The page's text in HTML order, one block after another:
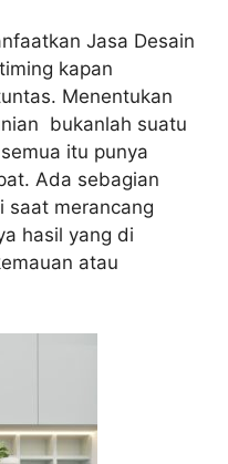
Jasa Desain
kapan
Menentukan
bukanlah suatu
itu punya
Ada sebagian
saat merancang
hasil yang di
atau